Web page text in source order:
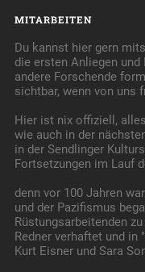
MITARBEITEN
Du kannst hier gern
die ersten Anliegen und
andere Forschende
sichtbar, wenn von uns
Hier ist nix offiziell,
wie auch in der
in der Sendlinger
Fortsetzungen im Lauf
denn vor 100 Jahren
und der Pazifismus
Rüstungsarbeitenden
Redner verhaftet und in
Kurt Eisner und Sara